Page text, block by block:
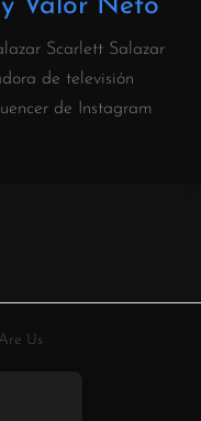
Valor Neto
Scarlett Salazar
de televisión
de Instagram
Us